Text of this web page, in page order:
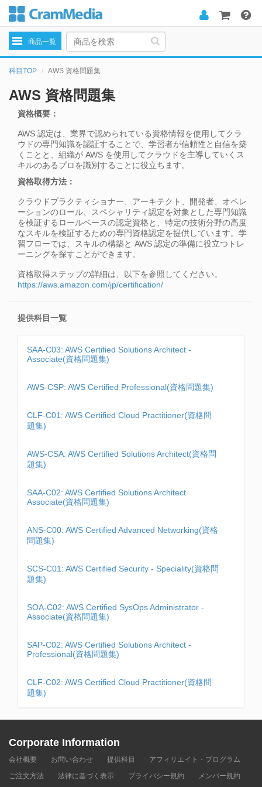
navigation
商品一覧
科目TOP AWS 資格問題集
AWS 資格問題集
資格概要：
AWS 認定は、業界で認められている資格情報を使用してクラ
ウドの専門知識を認証することで、学習者が信頼性と自信を築
くことと、組織が AWS を使用してクラウドを主導していくス
キルのあるプロを識別することに役立ちます。
資格取得方法：
クラウドプラクティショナー、アーキテクト、開発者、オペレ
ーションのロール、スペシャリティ認定を対象とした専門知識
を検証するロールベースの認定資格と、特定の技術分野の高度
なスキルを検証するための専門資格認定を提供しています。学
習フローでは、スキルの構築と AWS 認定の準備に役立つトレ
ーニングを探すことができます。
資格取得ステップの詳細は、以下を参照してください。
https://aws.amazon.com/jp/certification/
提供科目一覧
SAA-C03: AWS Certified Solutions Architect -
Associate(資格問題集)
AWS-CSP: AWS Certified Professional(資格問題集)
CLF-C01: AWS Certified Cloud Practitioner(資格問
題集)
AWS-CSA: AWS Certified Solutions Architect(資格問
題集)
SAA-C02: AWS Certified Solutions Architect
Associate(資格問題集)
ANS-C00: AWS Certified Advanced Networking(資格
問題集)
SCS-C01: AWS Certified Security - Speciality(資格問
題集)
SOA-C02: AWS Certified SysOps Administrator -
Associate(資格問題集)
SAP-C02: AWS Certified Solutions Architect -
Professional(資格問題集)
CLF-C02: AWS Certified Cloud Practitioner(資格問
題集)
Corporate Information
会社概要 お問い合わせ 提供科目
アフィリエイト・プログラム
ご注文方法
法律に基づく表示 プライバシー規約 メンバー規約